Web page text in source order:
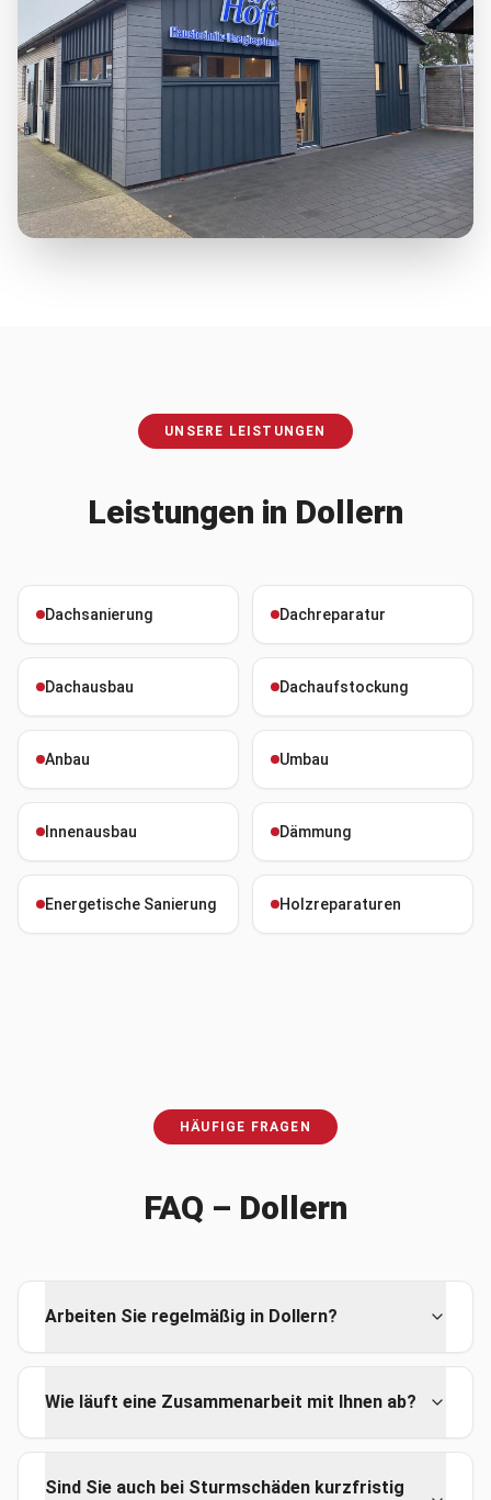
UNSERE LEISTUNGEN
Leistungen in Dollern
Dachsanierung Dachreparatur
Dachausbau Dachaufstockung
Anbau Umbau
Innenausbau Dämmung
Energetische Sanierung Holzreparaturen
HÄUFIGE FRAGEN
FAQ – Dollern
Arbeiten Sie regelmäßig in Dollern?
Wie läuft eine Zusammenarbeit mit Ihnen ab?
Sind Sie auch bei Sturmschäden kurzfristig